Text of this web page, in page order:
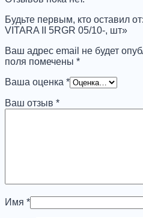
Будьте первым, кто оставил
VITARA II 5RGR 05/10-, шт»
Ваш адрес email не будет
поля помечены *
Ваша оценка *
Ваш отзыв *
Имя *